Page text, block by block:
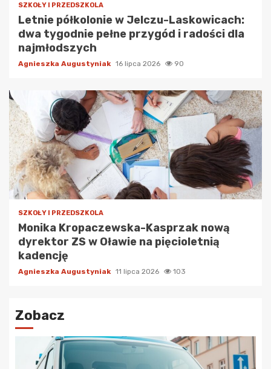
SZKOŁY I PRZEDSZKOLA
Letnie półkolonie w Jelczu-Laskowicach:
dwa tygodnie pełne przygód i radości dla
najmłodszych
Agnieszka Augustyniak 16 lipca 2026 90
SZKOŁY I PRZEDSZKOLA
Monika Kropaczewska-Kasprzak nową
dyrektor ZS w Oławie na pięcioletnią
kadencję
Agnieszka Augustyniak 11 lipca 2026 103
Zobacz